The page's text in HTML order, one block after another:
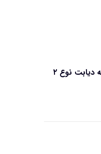
بیماری های لثه شاید مقدمه ای برای ابتلا به دیابت نوع ۲